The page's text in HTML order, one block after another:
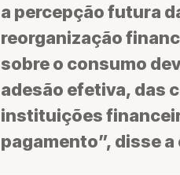
a percepção futura
reorganização
sobre o consumo
adesão efetiva, das
instituições
pagamento”, disse